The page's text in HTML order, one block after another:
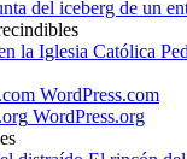
del iceberg de un
WordPress.com
WordPress.org